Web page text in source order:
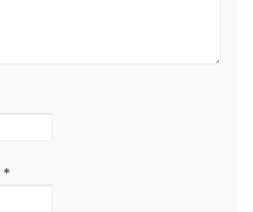
*